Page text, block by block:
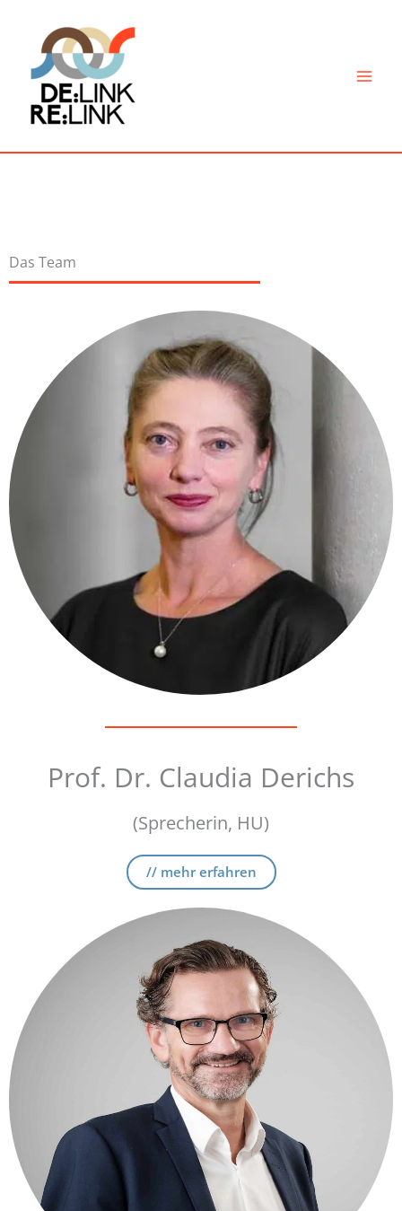
content
Das Team
Prof. Dr. Claudia Derichs
(Sprecherin, HU)
// mehr erfahren